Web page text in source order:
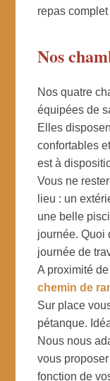
repas
Nos
Nos quatre
équipées de
Elles
confortables
est à
Vous ne
lieu : un
une belle
journée. Quoi
journée de
A proximité
chemin de
Sur place
pétanque.
Nous nous
vous
fonction de